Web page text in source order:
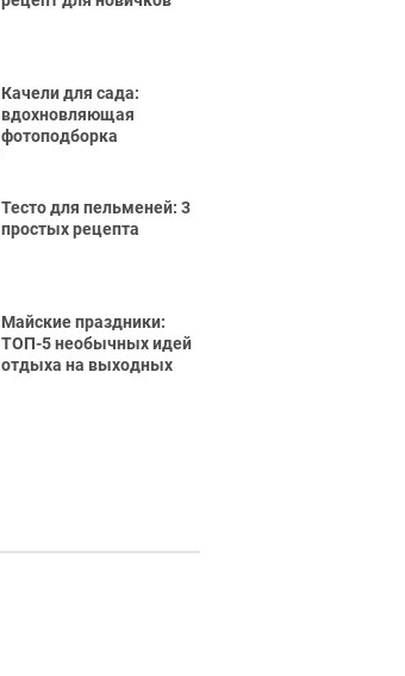
Качели для сада:
вдохновляющая
фотоподборка
Тесто для пельменей: 3
простых рецепта
Майские праздники:
ТОП-5 необычных идей
отдыха на выходных